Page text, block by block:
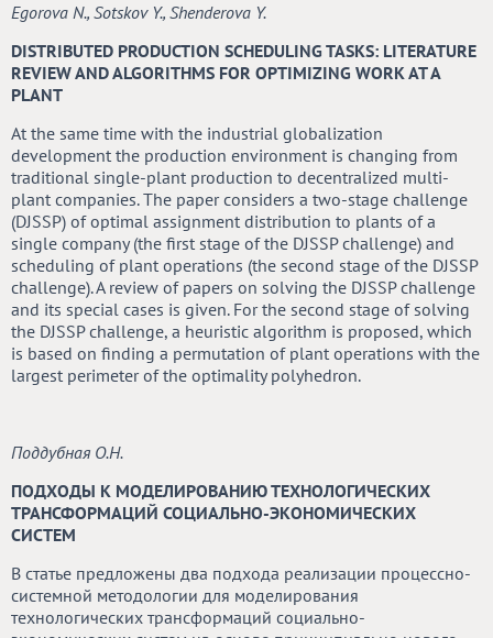
Egorova N., Sotskov Y., Shenderova Y.
DISTRIBUTED PRODUCTION SCHEDULING TASKS: LITERATURE
REVIEW AND ALGORITHMS FOR OPTIMIZING WORK AT A
PLANT
At the same time with the industrial globalization
development the production environment is changing from
traditional single-plant production to decentralized multi-
plant companies. The paper considers a two-stage challenge
(DJSSP) of optimal assignment distribution to plants of a
single company (the first stage of the DJSSP challenge) and
scheduling of plant operations (the second stage of the DJSSP
challenge). A review of papers on solving the DJSSP challenge
and its special cases is given. For the second stage of solving
the DJSSP challenge, a heuristic algorithm is proposed, which
is based on finding a permutation of plant operations with the
largest perimeter of the optimality polyhedron.
Поддубная О.Н.
ПОДХОДЫ К МОДЕЛИРОВАНИЮ ТЕХНОЛОГИЧЕСКИХ
ТРАНСФОРМАЦИЙ СОЦИАЛЬНО-ЭКОНОМИЧЕСКИХ
СИСТЕМ
В статье предложены два подхода реализации процессно-
системной методологии для моделирования
технологических трансформаций социально-